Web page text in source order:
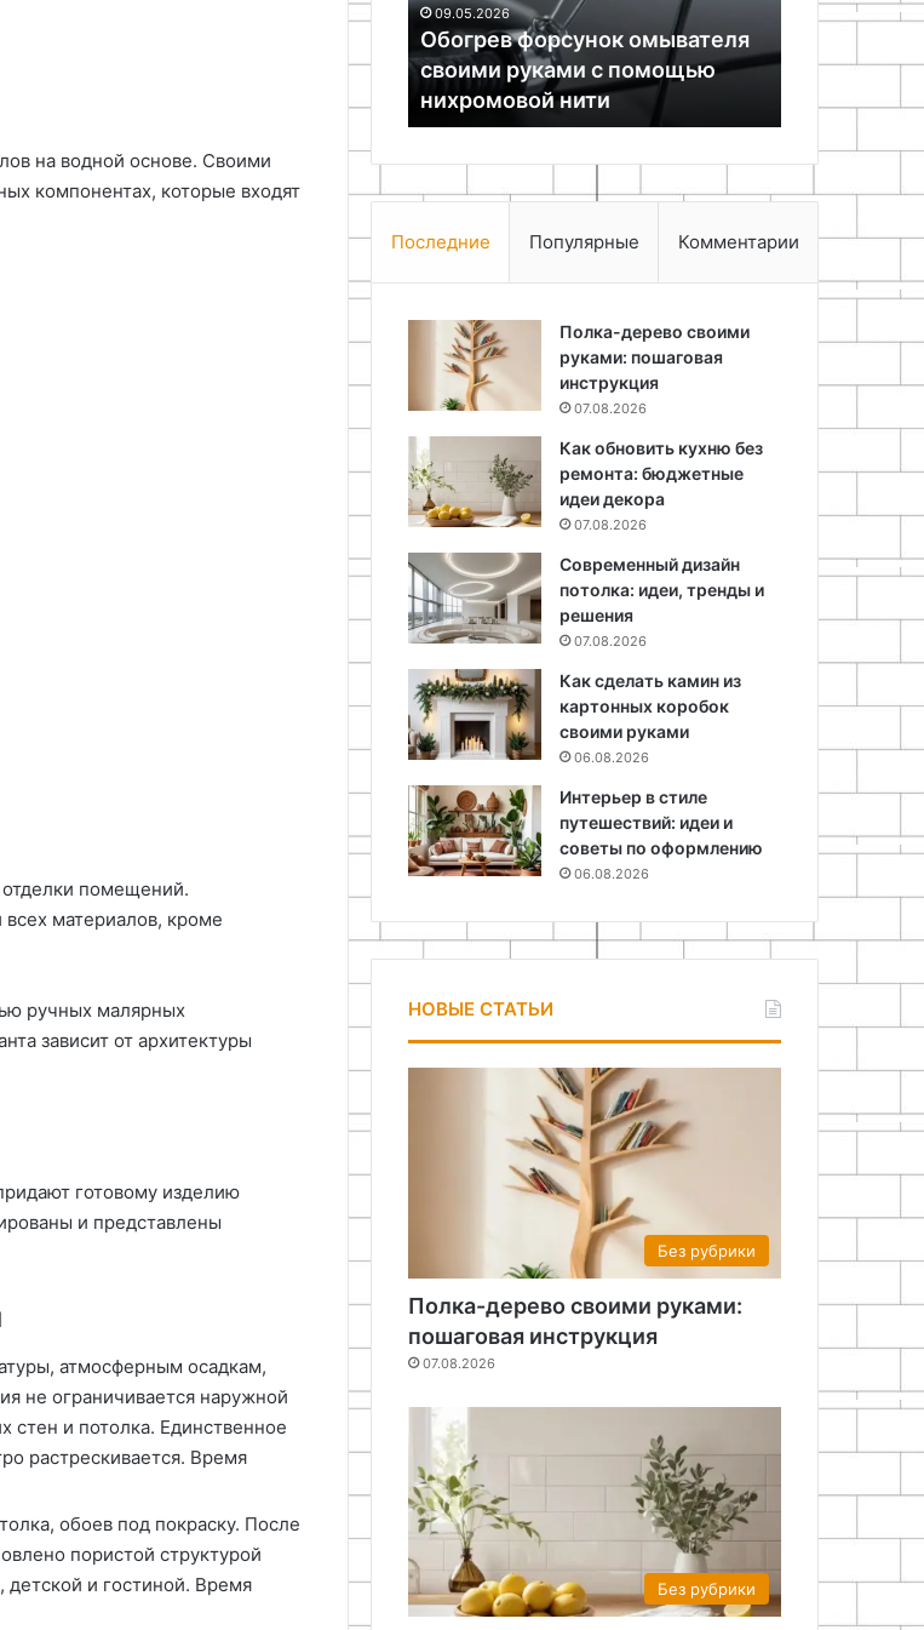
на водной основе. Своими
компонентах, которые входят
помещений.
материалов, кроме
ручных малярных
зависит от архитектуры
готовому изделию
и представлены
атмосферным осадкам,
не ограничивается наружной
стен и потолка. Единственное
растрескивается. Время
обоев под покраску. После
пористой структурой
детской и гостиной. Время
китайского
адаптера
25.06.2024
Как сделать Wi-Fi антенну для
китайского адаптера
охраны
охранной
системы
Физика
Сердце
системы
Последние Популярные Комментарии
Полка-дерево своими
руками: пошаговая
инструкция
07.08.2026
Как обновить кухню без
ремонта: бюджетные
идеи декора
07.08.2026
Современный дизайн
потолка: идеи, тренды и
решения
07.08.2026
Как сделать камин из
картонных коробок
своими руками
06.08.2026
Интерьер в стиле
путешествий: идеи и
советы по оформлению
06.08.2026
НОВЫЕ СТАТЬИ
Без рубрики
Полка-дерево своими руками:
пошаговая инструкция
07.08.2026
Без рубрики